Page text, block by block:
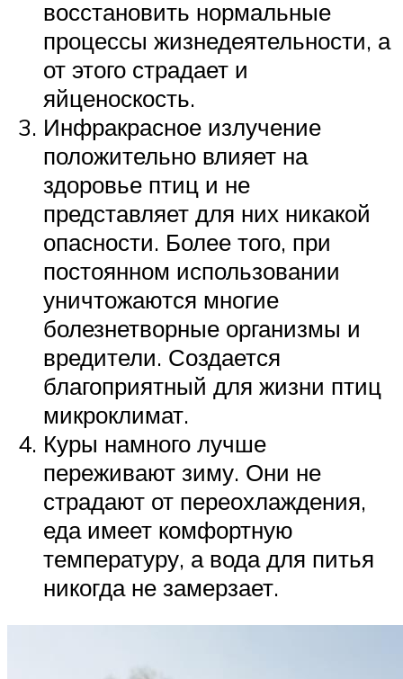
восстановить нормальные
процессы жизнедеятельности, а
от этого страдает и
яйценоскость.
Инфракрасное излучение
положительно влияет на
здоровье птиц и не
представляет для них никакой
опасности. Более того, при
постоянном использовании
уничтожаются многие
болезнетворные организмы и
вредители. Создается
благоприятный для жизни птиц
микроклимат.
Куры намного лучше
переживают зиму. Они не
страдают от переохлаждения,
еда имеет комфортную
температуру, а вода для питья
никогда не замерзает.